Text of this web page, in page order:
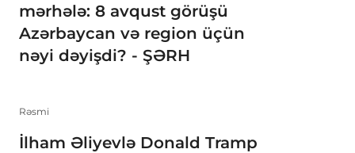
mərhələ: 8 avqust görüşü
Azərbaycan və region üçün
nəyi dəyişdi? - ŞƏRH
Rəsmi
İlham Əliyevlə Donald Tramp